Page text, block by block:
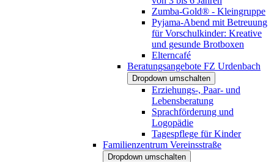
Zumba-Gold® - Kleingruppe
Pyjama-Abend mit Betreuung
für Vorschulkinder: Kreative
und gesunde Brotboxen
Elterncafé
Beratungsangebote FZ Urdenbach
Dropdown umschalten
Erziehungs-, Paar- und
Lebensberatung
Sprachförderung und
Logopädie
Tagespflege für Kinder
Familienzentrum Vereinsstraße
Dropdown umschalten